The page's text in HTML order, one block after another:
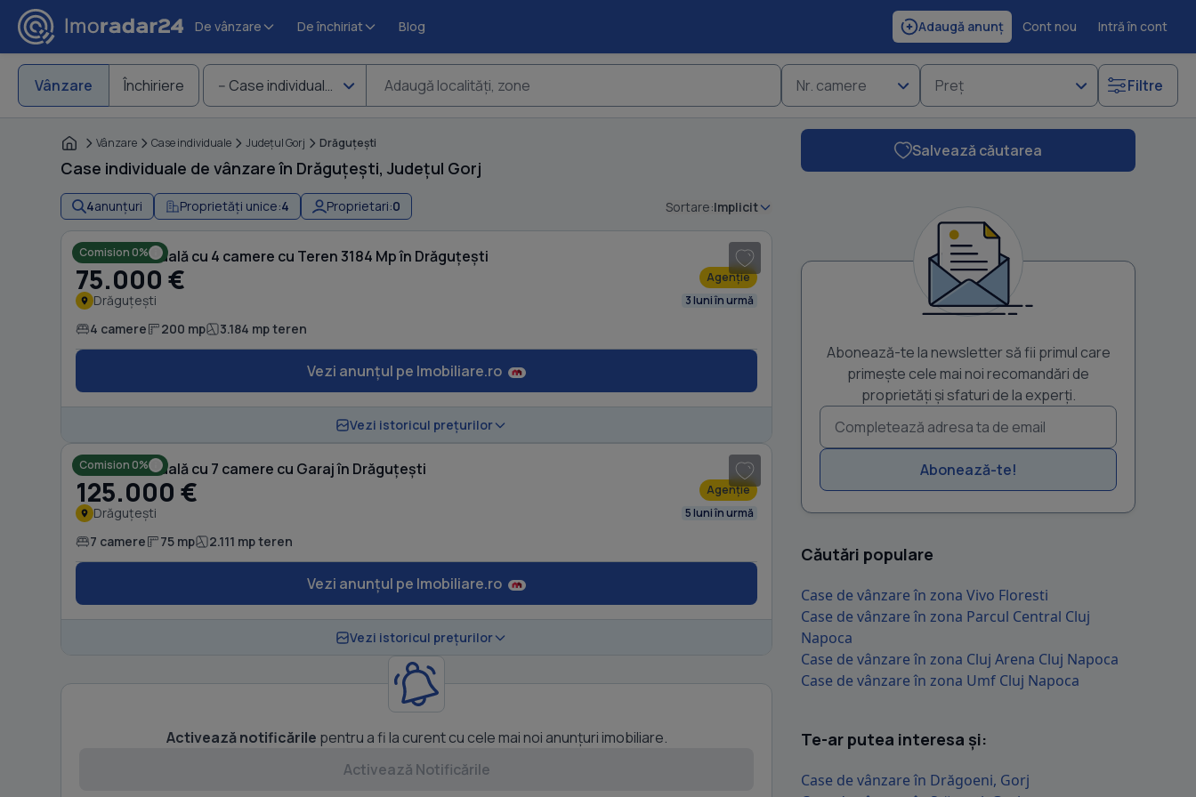
De vânzare De închiriat Blog Adaugă anunț Cont nou Intră în cont
Vânzare Închiriere -- Case individuale Adaugă localități, zone Nr. camere Preț Filtre
Vânzare Case individuale Judeţul Gorj Drăguţeşti
Case individuale de vânzare în Drăguțești, Județul Gorj
4anunțuri Proprietăți unice:4 Proprietari:0 Sortare:Implicit
1
/ 10
Comision 0%
Casă individuală cu 4 camere cu Teren 3184 Mp în Drăguțești
75.000 € Agenție
Drăguțești 3 luni în urmă
4 camere 200 mp 3.184 mp teren
Vezi anunțul pe Imobiliare.ro
Vezi istoricul prețurilor
Comision 0%
Casă individuală cu 7 camere cu Garaj în Drăguțești
125.000 € Agenție
Drăguțești 5 luni în urmă
7 camere 75 mp 2.111 mp teren
Vezi anunțul pe Imobiliare.ro
Vezi istoricul prețurilor
Activează notificările pentru a fi la curent cu cele mai noi anunțuri imobiliare.
Activează Notificările
Salvează căutarea
Abonează-te la newsletter să fii primul care
primește cele mai noi recomandări de
proprietăți și sfaturi de la experți.
Abonează-te!
Căutări populare
Case de vânzare în zona Vivo Floresti
Case de vânzare în zona Parcul Central Cluj
Napoca
Case de vânzare în zona Cluj Arena Cluj Napoca
Case de vânzare în zona Umf Cluj Napoca
Te-ar putea interesa și:
Case de vânzare în Drăgoeni, Gorj